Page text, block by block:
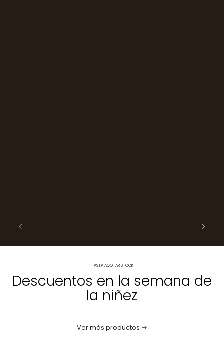
HASTA AGOTAR STOCK
Descuentos en la semana de
la niñez
Ver más productos